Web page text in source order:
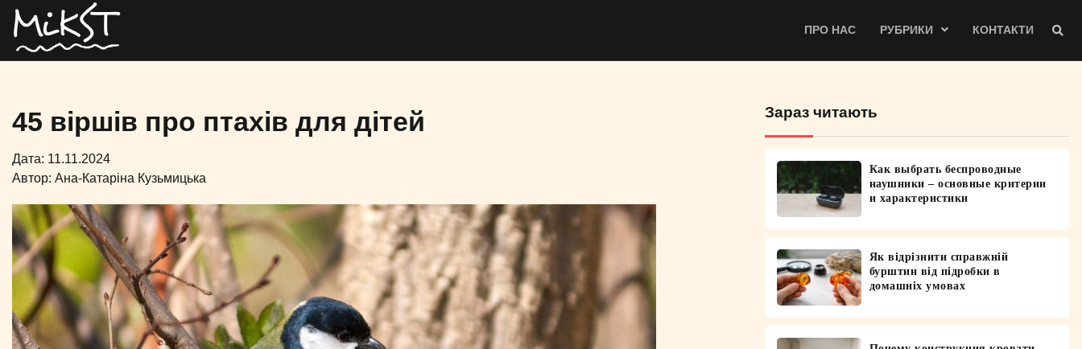
ПРО НАС РУБРИКИ КОНТАКТИ
45 віршів про птахів для дітей
Дата: 11.11.2024
Автор: Ана-Катаріна Кузьмицька
Зараз читають
Как выбрать беспроводные
наушники – основные критерии
и характеристики
Як відрізнити справжній
бурштин від підробки в
домашніх умовах